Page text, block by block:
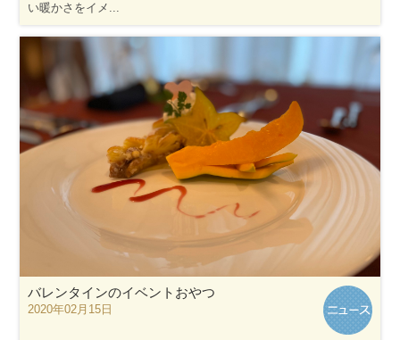
い暖かさをイメ...
バレンタインのイベントおやつ
2020年02月15日